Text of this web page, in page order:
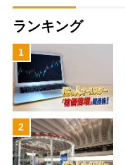
ランキング
1
2